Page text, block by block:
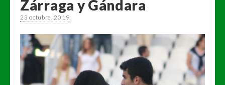
Zárraga y Gándara
23 octubre, 2019